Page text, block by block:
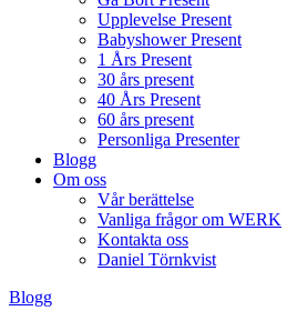
Upplevelse Present
Babyshower Present
1 Års Present
30 års present
40 Års Present
60 års present
Personliga Presenter
Blogg
Om oss
Vår berättelse
Vanliga frågor om WERK
Kontakta oss
Daniel Törnkvist
Blogg